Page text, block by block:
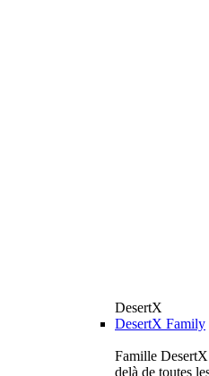
DesertX
DesertX Family
Famille
delà de toutes